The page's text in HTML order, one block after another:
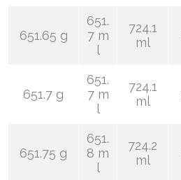
651.65 g
651.
7 m
l
724.1
ml
651.7 g
651.
7 m
l
724.1
ml
651.75 g
651.
8 m
l
724.2
ml